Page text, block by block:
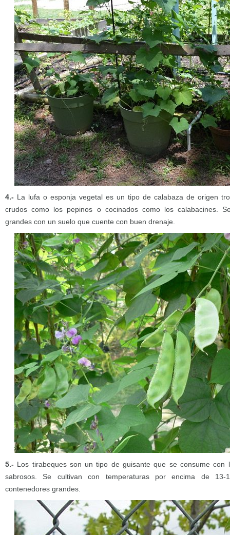
4.- La lufa o esponja vegetal es un tipo de calabaza de origen
crudos como los pepinos o cocinados como los calabacines.
grandes con un suelo que cuente con buen drenaje.
5.- Los tirabeques son un tipo de guisante que se consume con
sabrosos. Se cultivan con temperaturas por encima de 13-
contenedores grandes.